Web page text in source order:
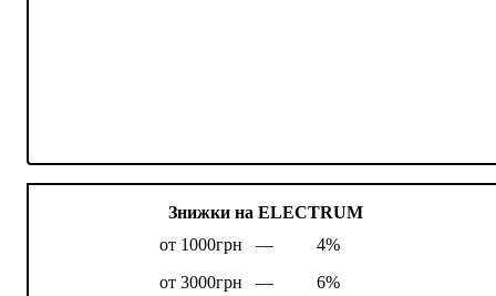
Знижки на ELECTRUM
от 1000грн —
4%
от 3000грн —
6%